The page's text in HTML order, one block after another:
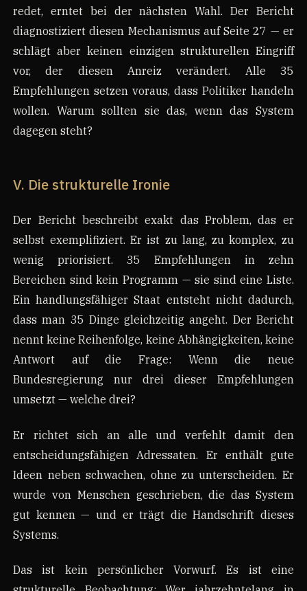
redet, erntet bei der nächsten Wahl. Der Bericht
diagnostiziert diesen Mechanismus auf Seite 27 — er
schlägt aber keinen einzigen strukturellen Eingriff
vor, der diesen Anreiz verändert. Alle 35
Empfehlungen setzen voraus, dass Politiker handeln
wollen. Warum sollten sie das, wenn das System
dagegen steht?
V. Die strukturelle Ironie
Der Bericht beschreibt exakt das Problem, das er
selbst exemplifiziert. Er ist zu lang, zu komplex, zu
wenig priorisiert. 35 Empfehlungen in zehn
Bereichen sind kein Programm — sie sind eine Liste.
Ein handlungsfähiger Staat entsteht nicht dadurch,
dass man 35 Dinge gleichzeitig angeht. Der Bericht
nennt keine Reihenfolge, keine Abhängigkeiten, keine
Antwort auf die Frage: Wenn die neue
Bundesregierung nur drei dieser Empfehlungen
umsetzt — welche drei?
Er richtet sich an alle und verfehlt damit den
entscheidungsfähigen Adressaten. Er enthält gute
Ideen neben schwachen, ohne zu unterscheiden. Er
wurde von Menschen geschrieben, die das System
gut kennen — und er trägt die Handschrift dieses
Systems.
Das ist kein persönlicher Vorwurf. Es ist eine